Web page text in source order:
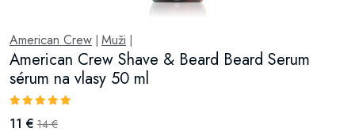
American Crew Muži
American Crew Shave & Beard Beard Serum
sérum na vlasy 50 ml
11 € 14 €